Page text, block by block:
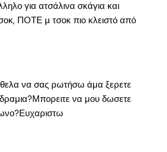
για ατσάλινα σκάγια και
ΠΟΤΕ μ τσοκ πιο κλειστό από
να σας ρωτήσω άμα ξερετε
να μου δωσετε